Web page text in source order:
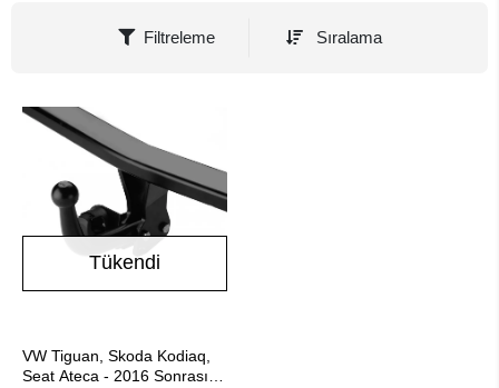
Filtreleme Sıralama
Tükendi
VW Tiguan, Skoda Kodiaq,
Seat Ateca - 2016 Sonrası